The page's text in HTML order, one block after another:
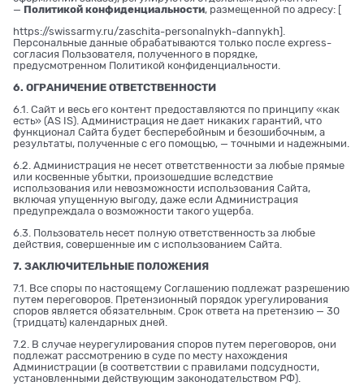
— Политикой конфиденциальности, размещенной по адресу: [
https://swissarmy.ru/zaschita-personalnykh-dannykh].
Персональные данные обрабатываются только после express-
согласия Пользователя, полученного в порядке,
предусмотренном Политикой конфиденциальности.
6. ОГРАНИЧЕНИЕ ОТВЕТСТВЕННОСТИ
6.1. Сайт и весь его контент предоставляются по принципу «как
есть» (AS IS). Администрация не дает никаких гарантий, что
функционал Сайта будет бесперебойным и безошибочным, а
результаты, полученные с его помощью, — точными и надежными.
6.2. Администрация не несет ответственности за любые прямые
или косвенные убытки, произошедшие вследствие
использования или невозможности использования Сайта,
включая упущенную выгоду, даже если Администрация
предупреждала о возможности такого ущерба.
6.3. Пользователь несет полную ответственность за любые
действия, совершенные им с использованием Сайта.
7. ЗАКЛЮЧИТЕЛЬНЫЕ ПОЛОЖЕНИЯ
7.1. Все споры по настоящему Соглашению подлежат разрешению
путем переговоров. Претензионный порядок урегулирования
споров является обязательным. Срок ответа на претензию — 30
(тридцать) календарных дней.
7.2. В случае неурегулирования споров путем переговоров, они
подлежат рассмотрению в суде по месту нахождения
Администрации (в соответствии с правилами подсудности,
установленными действующим законодательством РФ).